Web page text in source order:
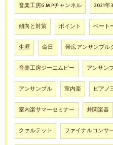
音楽工房G.M.Pチャンネル 2021年
傾向と対策 ポイント ベート
生涯 命日 帯広アンサンブル
音楽工房ジーエムピー アンサン
アンサンブル 室内楽 ピアノ
室内楽サマーセミナー 井関楽器
クァルテット ファイナルコンサ